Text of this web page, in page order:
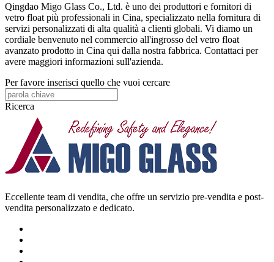
Qingdao Migo Glass Co., Ltd. è uno dei produttori e fornitori di
vetro float più professionali in Cina, specializzato nella fornitura di
servizi personalizzati di alta qualità a clienti globali. Vi diamo un
cordiale benvenuto nel commercio all'ingrosso del vetro float
avanzato prodotto in Cina qui dalla nostra fabbrica. Contattaci per
avere maggiori informazioni sull'azienda.
Per favore inserisci quello che vuoi cercare
Ricerca
Eccellente team di vendita, che offre un servizio pre-vendita e post-
vendita personalizzato e dedicato.